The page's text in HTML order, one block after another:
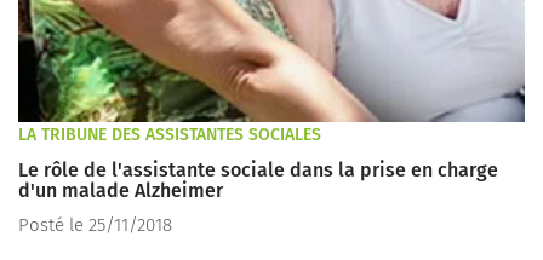
LA TRIBUNE DES ASSISTANTES SOCIALES
Le rôle de l'assistante sociale dans la prise en charge
d'un malade Alzheimer
Posté le 25/11/2018